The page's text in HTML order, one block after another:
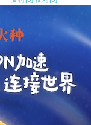
支持[0] 反对
支持